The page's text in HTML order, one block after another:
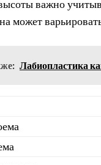
важно
может
Лабиопластика